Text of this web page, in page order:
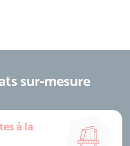
sur-mesure
à la